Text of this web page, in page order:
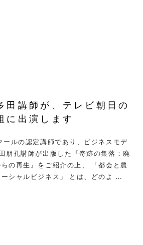
田講師が、テレビ朝日の
に出演します
ールの認定講師であり、ビジネスモデ
朋孔講師が出版した『奇跡の集落：廃
の再生』をご紹介の上、 「都会と農
シャルビジネス」 とは、どのよ …